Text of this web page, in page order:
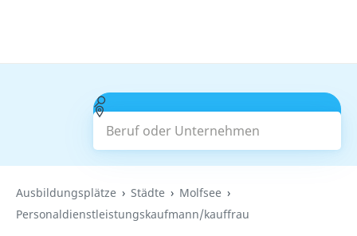
Beruf oder Unternehmen
Suchen
Ausbildungsplätze Städte
Molfsee
Personaldienstleistungskaufmann/kauffrau